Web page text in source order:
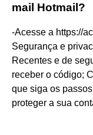
mail Hotmail?
-Acesse a https://
Segurança e
Recentes e de
receber o código;
que siga os
proteger a sua